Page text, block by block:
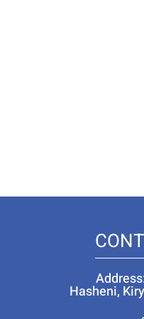
Hasheni,